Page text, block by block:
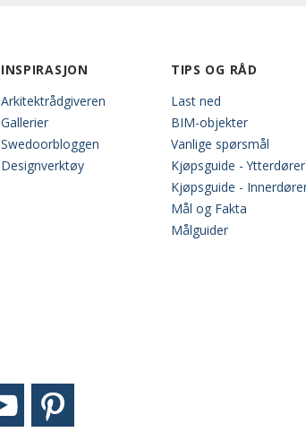
INSPIRASJON
Arkitektrådgiveren
Gallerier
Swedoorbloggen
Designverktøy
TIPS OG RÅD
Last ned
BIM-objekter
Vanlige spørsmål
Kjøpsguide - Ytterdører
Kjøpsguide -
Mål og Fakta
Målguider